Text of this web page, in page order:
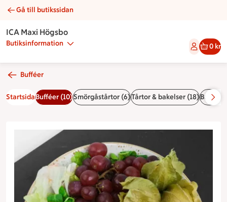
Vegansk tallrik | Catering ICA Maxi Högsbo
Gå till butikssidan
ICA Maxi Högsbo
Butiksinformation 0 kr
Bufféer
StartsidaBufféer (10)Smörgåstårtor (6)Tårtor & bakelser (18)Bröd (4)